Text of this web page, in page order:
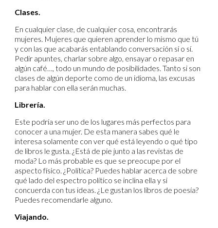
Clases.
En cualquier clase, de cualquier cosa, encontrarás
mujeres. Mujeres que quieren aprender lo mismo que tú
y con las que acabarás entablando conversación sí o sí.
Pedir apuntes, charlar sobre algo, ensayar o repasar en
algún café…, todo un mundo de posibilidades. Tanto si son
clases de algún deporte como de un idioma, las excusas
para hablar con ella serán muchas.
Librería.
Este podría ser uno de los lugares más perfectos para
conocer a una mujer. De esta manera sabes qué le
interesa solamente con ver qué está leyendo o qué tipo
de libros le gusta. ¿Está de pie junto a las revistas de
moda? Lo más probable es que se preocupe por el
aspecto físico. ¿Política? Puedes hablar acerca de sobre
qué lado del espectro político se inclina ella y si
concuerda con tus ideas. ¿Le gustan los libros de poesía?
Puedes recomendarle alguno.
Viajando.